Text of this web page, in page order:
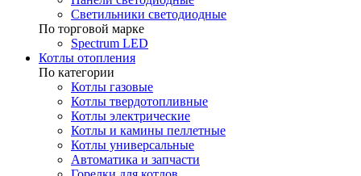
Светильники светодиодные
По торговой марке
Spectrum LED
Котлы отопления
По категории
Котлы газовые
Котлы твердотопливные
Котлы электрические
Котлы и камины пеллетные
Котлы универсальные
Автоматика и запчасти